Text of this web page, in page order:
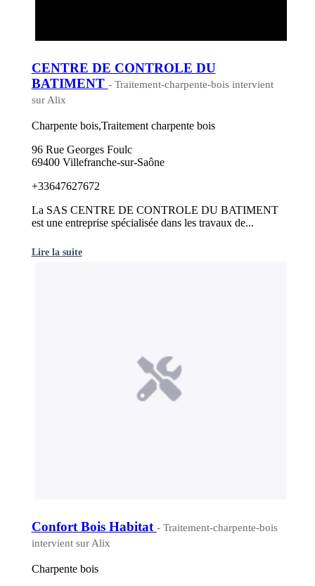
CENTRE DE CONTROLE DU
BATIMENT - Traitement-charpente-bois intervient
sur Alix
Charpente bois,Traitement charpente bois
96 Rue Georges Foulc
69400 Villefranche-sur-Saône
+33647627672
La SAS CENTRE DE CONTROLE DU BATIMENT
est une entreprise spécialisée dans les travaux de...
Lire la suite
Confort Bois Habitat - Traitement-charpente-bois
intervient sur Alix
Charpente bois